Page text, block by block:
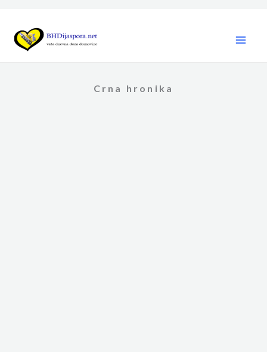
content
Crna hronika